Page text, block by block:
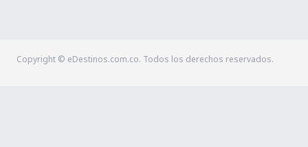
Copyright © eDestinos.com.co. Todos los derechos reservados.